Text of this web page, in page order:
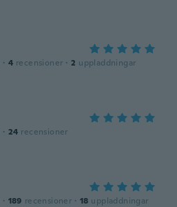
· 4 recensioner · 2 uppladdningar
· 24 recensioner
· 189 recensioner · 18 uppladdningar